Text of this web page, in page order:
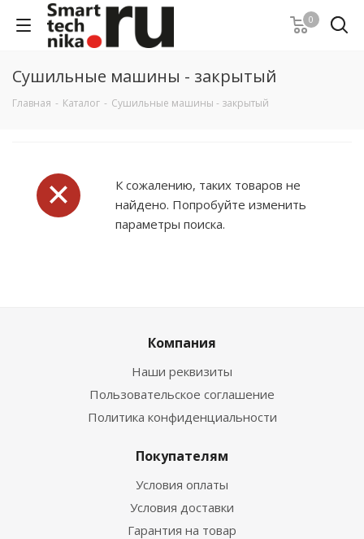
0
Сушильные машины - закрытый
Главная - Каталог - Сушильные машины - закрытый
К сожалению, таких товаров не
найдено. Попробуйте изменить
параметры поиска.
Компания
Наши реквизиты
Пользовательское соглашение
Политика конфиденциальности
Покупателям
Условия оплаты
Условия доставки
Гарантия на товар